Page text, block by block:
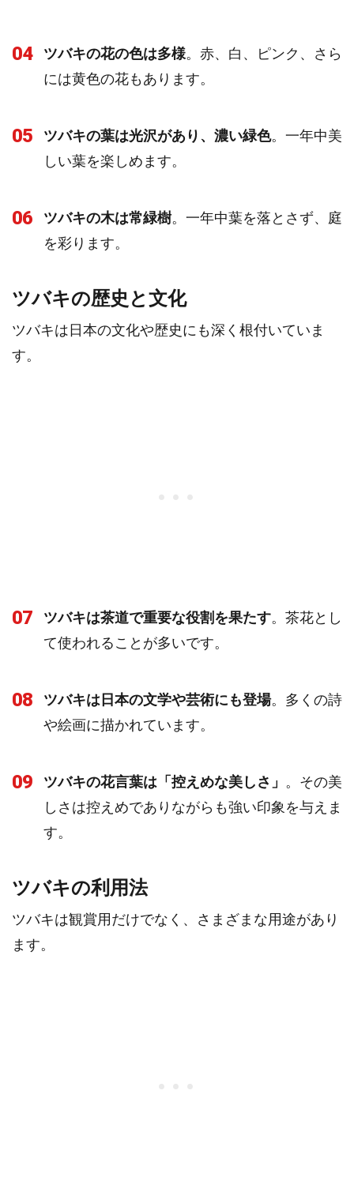
04 ツバキの花の色は多様。赤、白、ピンク、さら
には黄色の花もあります。
05 ツバキの葉は光沢があり、濃い緑色。一年中美
しい葉を楽しめます。
06 ツバキの木は常緑樹。一年中葉を落とさず、庭
を彩ります。
ツバキの歴史と文化
ツバキは日本の文化や歴史にも深く根付いていま
す。
07 ツバキは茶道で重要な役割を果たす。茶花とし
て使われることが多いです。
08 ツバキは日本の文学や芸術にも登場。多くの詩
や絵画に描かれています。
09 ツバキの花言葉は「控えめな美しさ」 。その美
しさは控えめでありながらも強い印象を与えま
す。
ツバキの利用法
ツバキは観賞用だけでなく、さまざまな用途があり
ます。